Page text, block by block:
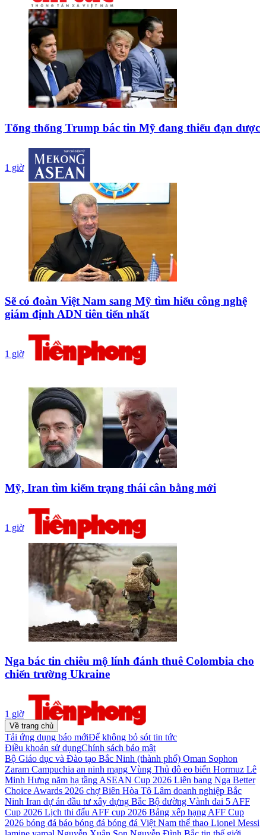
Tổng thống Trump bác tin Mỹ đang thiếu đạn dược
1 giờ
Sẽ có đoàn Việt Nam sang Mỹ tìm hiểu công nghệ
giám định ADN tiên tiến nhất
1 giờ
Mỹ, Iran tìm kiếm trạng thái cân bằng mới
1 giờ
Nga bác tin chiêu mộ lính đánh thuê Colombia cho
chiến trường Ukraine
1 giờ
Về trang chủ
Tải ứng dụng báo mớiĐể không bỏ sót tin tức
Điều khoản sử dụngChính sách bảo mật
Bộ Giáo dục và Đào tạo Bắc Ninh (thành phố) Oman Sophon
Zaram Campuchia an ninh mạng Vùng Thủ đô eo biển Hormuz Lê
Minh Hưng năm hạ tầng ASEAN Cup 2026 Liên bang Nga Better
Choice Awards 2026 chợ Biên Hòa Tô Lâm doanh nghiệp Bắc
Ninh Iran dự án đầu tư xây dựng Bắc Bộ đường Vành đai 5 AFF
Cup 2026 Lịch thi đấu AFF cup 2026 Bảng xếp hạng AFF Cup
2026 bóng đá báo bóng đá bóng đá Việt Nam thể thao Lionel Messi